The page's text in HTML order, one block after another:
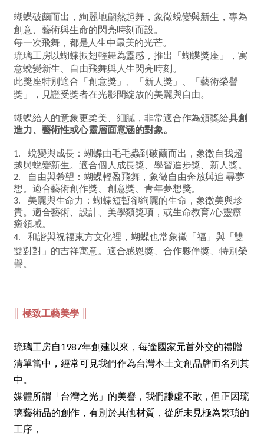
蝴蝶破繭而出，絢麗地翩然起舞，象徵蛻變與新生，專為
創意、藝術與生命的閃亮時刻而設。
每一次飛舞，都是人生中最美的光芒。
琉璃工房以蝴蝶振翅輕舞為靈感，推出「蝴蝶獎座」，寓
意蛻變新生、自由飛舞與人生閃亮時刻。
此獎座特別適合「創意獎」、「新人獎」、「藝術榮譽
獎」，見證受獎者在光影間綻放的美麗與自由。
蝴蝶給人的意象更柔美、細膩，非常適合作為頒獎給具創
造力、藝術性或心靈層面意涵的對象。
1.
蛻變與成長：蝴蝶由毛毛蟲到破繭而出，象徵自我超
越與蛻變新生。適合個人成長獎、學習進步獎、新人獎。
2.
自由與希望：蝴蝶輕盈飛舞，象徵自由奔放與追 尋夢
想。適合藝術創作獎、創意獎、青年夢想獎。
3.
美麗與生命力：蝴蝶短暫卻絢麗的生命，象徵美與珍
貴。適合藝術、設計、美學類獎項，或生命教育/心靈療
癒領域。
4. 和諧與祝福東方文化裡，蝴蝶也常象徵「福」與「雙
雙對對」的吉祥寓意。適合感恩獎、合作夥伴獎、特別榮
譽。
║ 極致工藝美學 ║
琉璃工房自1987年創建以來，每逢國家元首外交的禮贈
清單當中，經常可見我們作為台灣本土文創品牌而名列其
中。
媒體所謂「台灣之光」的美譽，我們謙虛不敢，但正因琉
璃藝術品的創作，有別於其他材質，從所未見極為繁瑣的
工序，